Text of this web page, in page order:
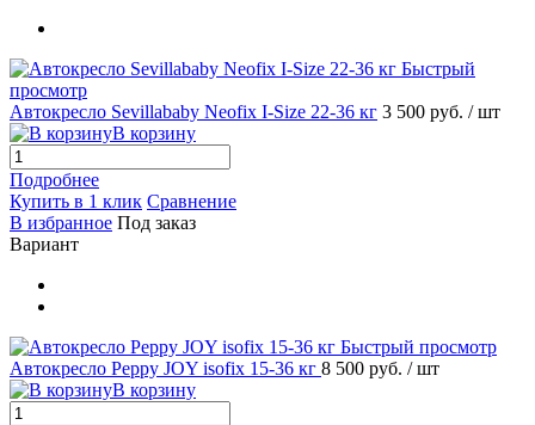
Быстрый
просмотр
Автокресло Sevillababy Neofix I-Size 22-36 кг 3 500 руб. / шт
В корзину
Подробнее
Купить в 1 клик Сравнение
В избранное Под заказ
Вариант
Быстрый просмотр
Автокресло Peppy JOY isofix 15-36 кг 8 500 руб. / шт
В корзину